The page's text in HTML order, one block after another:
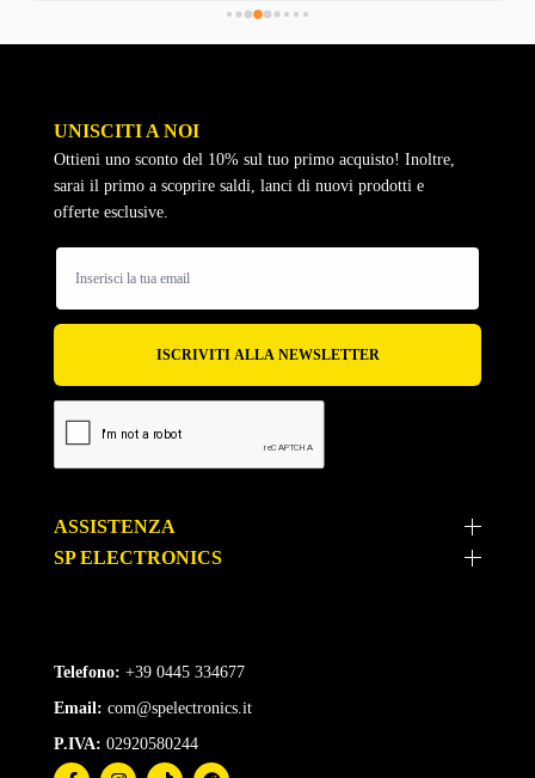
Telefono: +39 0445 334677
Email: com@spelectronics.it
P.IVA: 02920580244
SP ELECTRONICS
ASSISTENZA
UNISCITI A NOI
Ottieni uno sconto del 10% sul tuo primo acquisto! Inoltre,
sarai il primo a scoprire saldi, lanci di nuovi prodotti e
offerte esclusive.